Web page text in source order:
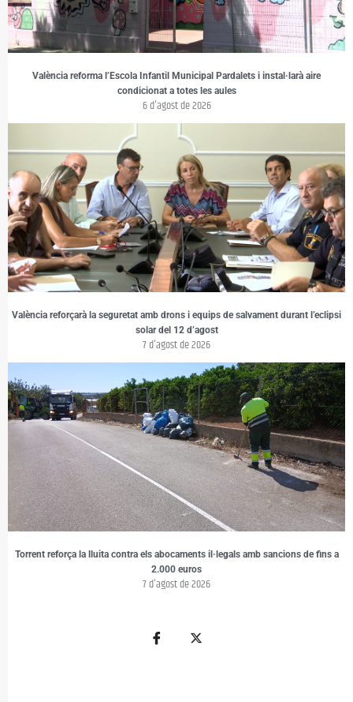
València reforma l’Escola Infantil Municipal Pardalets i instal·larà aire
condicionat a totes les aules
6 d'agost de 2026
València reforçarà la seguretat amb drons i equips de salvament durant l’eclipsi
solar del 12 d’agost
7 d'agost de 2026
Torrent reforça la lluita contra els abocaments il·legals amb sancions de fins a
2.000 euros
7 d'agost de 2026